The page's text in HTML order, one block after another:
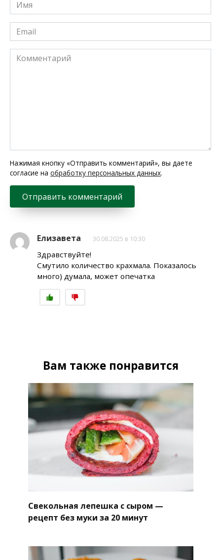
*
Email
*
Комментарий
Нажимая кнопку «Отправить комментарий», вы даете
согласие на обработку персональных данных.
Елизавета 30.08.2025 в 10:30
Здравствуйте!
Смутило количество крахмала. Показалось
много) думала, может опечатка
Вам также понравится
Свекольная лепешка с сыром —
рецепт без муки за 20 минут